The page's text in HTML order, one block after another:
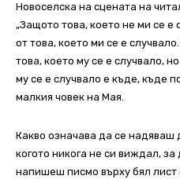
Новоселска на сцената на
„Защото това, което не ми се е
от това, което ми се е
това, което му се е случвало,
му се е случвало е къде, къде
малкия човек на Мая.
Какво означава да се надяваш
когото никога не си виждал,
напишеш писмо върху бял лист